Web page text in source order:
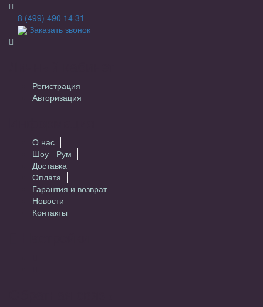
8 (499) 490 14 31
Заказать звонок
Регистрация
Авторизация
О нас
Шоу - Рум
Доставка
Оплата
Гарантия и возврат
Новости
Контакты